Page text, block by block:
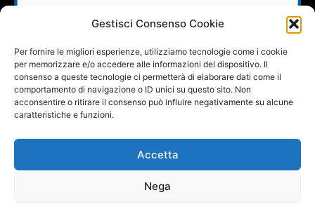
Gestisci Consenso Cookie
Per fornire le migliori esperienze, utilizziamo tecnologie come i cookie
per memorizzare e/o accedere alle informazioni del dispositivo. Il
consenso a queste tecnologie ci permetterà di elaborare dati come il
comportamento di navigazione o ID unici su questo sito. Non
acconsentire o ritirare il consenso può influire negativamente su alcune
caratteristiche e funzioni.
Accetta
Nega